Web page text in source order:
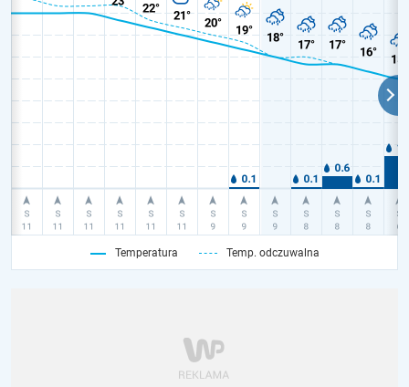
Temperatura Temp. odczuwalna